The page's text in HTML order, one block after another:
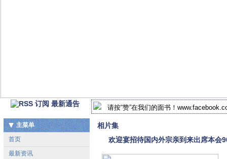
最新通告
2018-2019年 北马谢氏宗祠新届执监委
请按“赞”在我们的面书！
主菜单
首页
最新资讯
相片集
欢迎宴招待国内外宗亲到来出席本会